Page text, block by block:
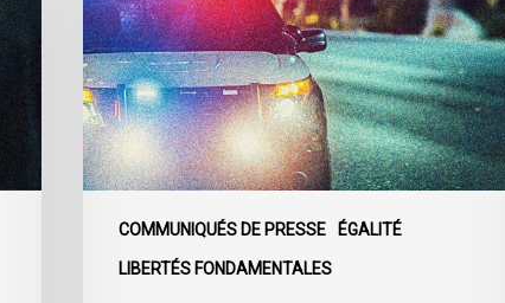
COMMUNIQUÉS DE PRESSE ÉGALITÉ
LIBERTÉS FONDAMENTALES
d’une
commission
d’enquête
publique
sur
le
racisme
policier